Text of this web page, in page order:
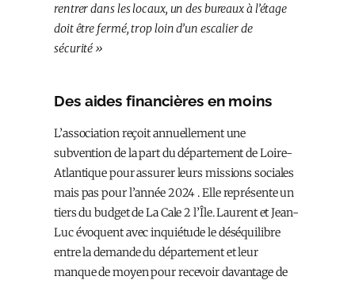
rentrer dans les locaux, un des bureaux à l’étage
doit être fermé, trop loin d’un escalier de
sécurité »
Des aides financières en moins
L’association reçoit annuellement une
subvention de la part du département de Loire-
Atlantique pour assurer leurs missions sociales
mais pas pour l’année 2024 . Elle représente un
tiers du budget de La Cale 2 l’Île. Laurent et Jean-
Luc évoquent avec inquiétude le déséquilibre
entre la demande du département et leur
manque de moyen pour recevoir davantage de